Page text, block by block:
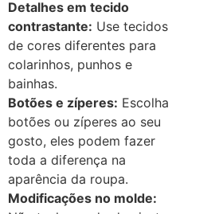
Detalhes em tecido
contrastante: Use tecidos
de cores diferentes para
colarinhos, punhos e
bainhas.
Botões e zíperes: Escolha
botões ou zíperes ao seu
gosto, eles podem fazer
toda a diferença na
aparência da roupa.
Modificações no molde: